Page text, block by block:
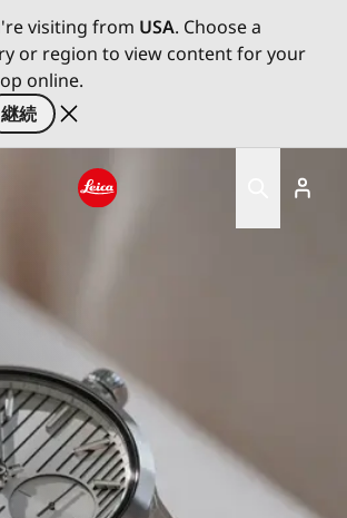
visiting from USA. Choose a
or region to view content for your
online.
継続